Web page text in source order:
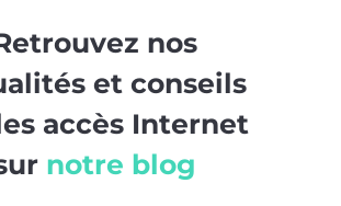
nos
et conseils
accès Internet
notre blog